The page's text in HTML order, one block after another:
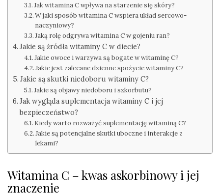
Jak witamina C wpływa na starzenie się skóry?
W jaki sposób witamina C wspiera układ sercowo-
naczyniowy?
Jaką rolę odgrywa witamina C w gojeniu ran?
Jakie są źródła witaminy C w diecie?
Jakie owoce i warzywa są bogate w witaminę C?
Jakie jest zalecane dzienne spożycie witaminy C?
Jakie są skutki niedoboru witaminy C?
Jakie są objawy niedoboru i szkorbutu?
Jak wygląda suplementacja witaminy C i jej
bezpieczeństwo?
Kiedy warto rozważyć suplementację witaminą C?
Jakie są potencjalne skutki uboczne i interakcje z
lekami?
Witamina C – kwas askorbinowy i jej
znaczenie